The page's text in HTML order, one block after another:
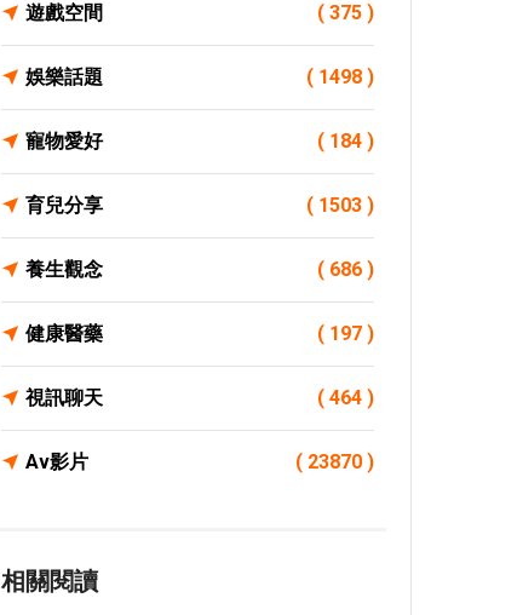
遊戲空間 ( 375 )
娛樂話題 ( 1498 )
寵物愛好 ( 184 )
育兒分享 ( 1503 )
養生觀念 ( 686 )
健康醫藥 ( 197 )
視訊聊天 ( 464 )
Av影片 ( 23870 )
相關閱讀